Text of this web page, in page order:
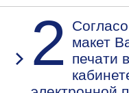
2
макет
печати